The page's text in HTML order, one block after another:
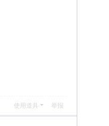
使用道具 举报